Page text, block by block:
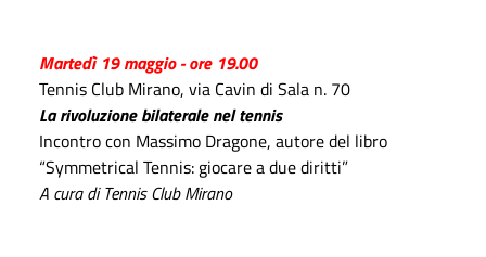
Martedì 19 maggio - ore 19.00
Tennis Club Mirano, via Cavin di Sala n. 70
La rivoluzione bilaterale nel tennis
Incontro con Massimo Dragone, autore del libro
“Symmetrical Tennis: giocare a due diritti”
A cura di Tennis Club Mirano